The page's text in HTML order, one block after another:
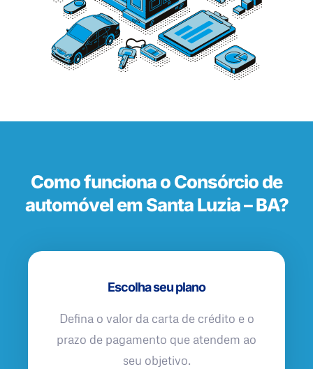
Como funciona o Consórcio de
automóvel em Santa Luzia – BA?
Escolha seu plano
Defina o valor da carta de crédito e o
prazo de pagamento que atendem ao
seu objetivo.